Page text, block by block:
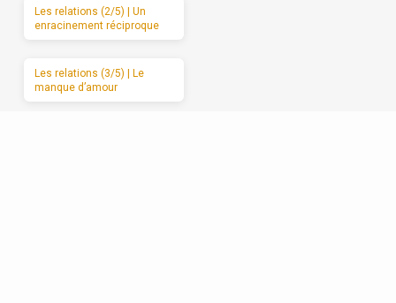
Les relations (2/5) | Un
enracinement réciproque
Les relations (3/5) | Le
manque d’amour